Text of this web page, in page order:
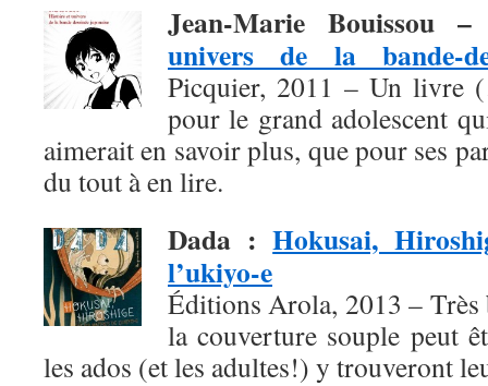
Jean-Marie Bouissou
univers de la bande-
Picquier, 2011 – Un
pour le grand adolescent
aimerait en savoir plus, que pour ses
du tout à en lire.
Dada :Hokusai,
l’ukiyo-e
Éditions Arola, 2013 – Très
la couverture souple peut
les ados (et les adultes!) y trouveront